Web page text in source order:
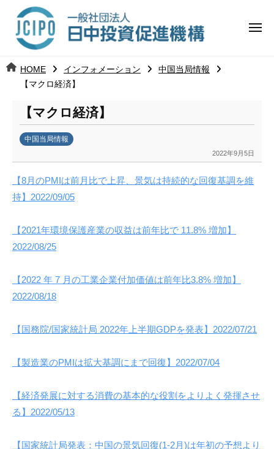
ツ 日
中
投
資
促
進
機
構
j
メ
HOME インフォメーション
中国当局情報
【マクロ経済】
【マクロ経済】
中国当局情報
2022年9月5日
日
中
資
促
構
(
c
p
)
【8月のPMIは前月比で上昇、景気は持続的な回復基調を維
持】2022/09/05
【2021年環境保護産業の収益は前年比で 11.8% 増加】
2022/08/25
【2022 年 7 月の工業企業付加価値は前年比3.8% 増加】
2022/08/18
【国務院/国家統計局 2022年上半期GDPを発表】2022/07/21
【製造業のPMIは拡大基調にまで回復】2022/07/04
【経済発展に対する消費の基本的な役割をよりよく発揮させ
る】2022/05/13
【国家統計局発表：中国の景気回復(1-2月)は年初の予想より
日
中
資
進
機
構